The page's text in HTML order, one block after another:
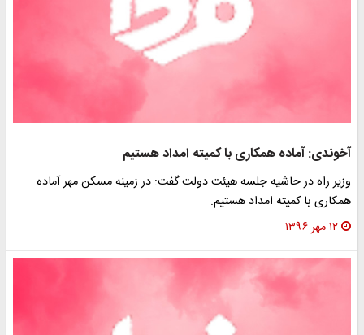
آخوندی: آماده همکاری با کمیته امداد هستیم
وزیر راه در حاشیه جلسه هیئت دولت گفت: در زمینه مسکن مهر آماده
همکاری با کمیته امداد هستیم.
۱۲ مهر ۱۳۹۶